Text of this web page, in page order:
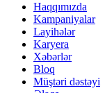
Haqqımızda
Kampaniyalar
Layihələr
Karyera
Xəbərlər
Bloq
Müştəri dəstəyi